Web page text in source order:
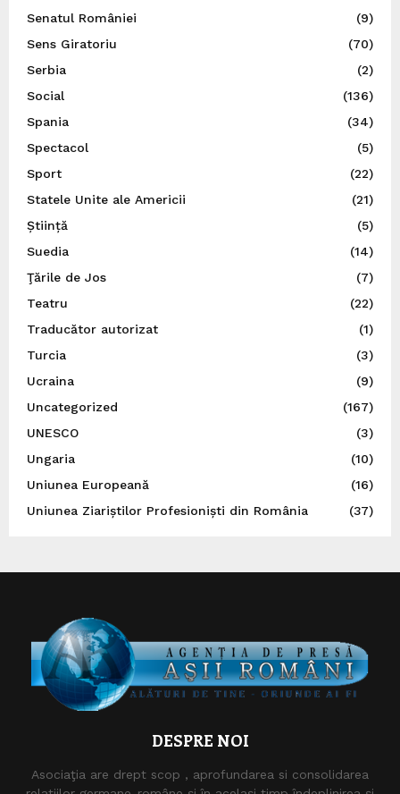
Senatul României
(9)
Sens Giratoriu
(70)
Serbia
(2)
Social
(136)
Spania
(34)
Spectacol
(5)
Sport
(22)
Statele Unite ale Americii
(21)
Știință
(5)
Suedia
(14)
Ţările de Jos
(7)
Teatru
(22)
Traducător autorizat
(1)
Turcia
(3)
Ucraina
(9)
Uncategorized
(167)
UNESCO
(3)
Ungaria
(10)
Uniunea Europeană
(16)
Uniunea Ziariștilor Profesioniști din România
(37)
DESPRE NOI
Asociaţia are drept scop , aprofundarea si consolidarea